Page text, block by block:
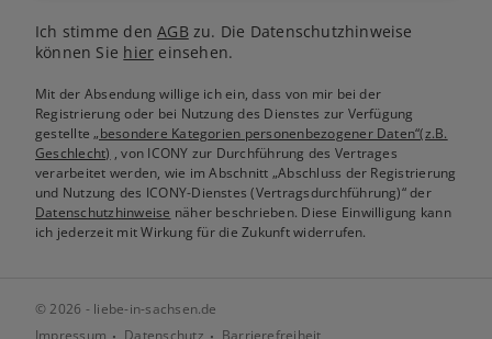
Ich stimme denAGB zu. Die Datenschutzhinweise
können Sie hier einsehen.
Mit der Absendung willige ich ein, dass von mir bei der
Registrierung oder bei Nutzung des Dienstes zur Verfügung
gestellte„besondere Kategorien personenbezogener Daten“(z.B.
Geschlecht) , von ICONY zur Durchführung des Vertrages
verarbeitet werden, wie im Abschnitt „Abschluss der Registrierung
und Nutzung des ICONY-Dienstes (Vertragsdurchführung)“ der
Datenschutzhinweise näher beschrieben. Diese Einwilligung kann
ich jederzeit mit Wirkung für die Zukunft widerrufen.
© 2026 - liebe-in-sachsen.de
Impressum
Datenschutz Barrierefreiheit